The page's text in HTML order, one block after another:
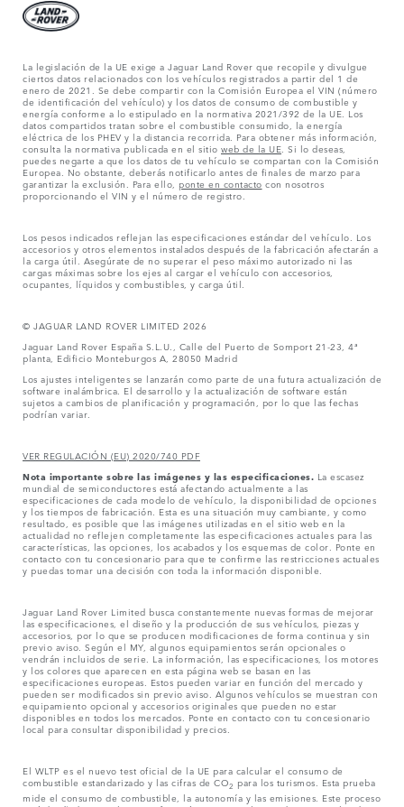
La legislación de la UE exige a Jaguar Land Rover que recopile y divulgue
ciertos datos relacionados con los vehículos registrados a partir del 1 de
enero de 2021. Se debe compartir con la Comisión Europea el VIN (número
de identificación del vehículo) y los datos de consumo de combustible y
energía conforme a lo estipulado en la normativa 2021/392 de la UE. Los
datos compartidos tratan sobre el combustible consumido, la energía
eléctrica de los PHEV y la distancia recorrida. Para obtener más información,
consulta la normativa publicada en el sitio web de la UE . Si lo deseas,
puedes negarte a que los datos de tu vehículo se compartan con la Comisión
Europea. No obstante, deberás notificarlo antes de finales de marzo para
garantizar la exclusión. Para ello, ponte en contacto con nosotros
proporcionando el VIN y el número de registro.
Los pesos indicados reflejan las especificaciones estándar del vehículo. Los
accesorios y otros elementos instalados después de la fabricación afectarán a
la carga útil. Asegúrate de no superar el peso máximo autorizado ni las
cargas máximas sobre los ejes al cargar el vehículo con accesorios,
ocupantes, líquidos y combustibles, y carga útil.
© JAGUAR LAND ROVER LIMITED 2026
Jaguar Land Rover España S.L.U., Calle del Puerto de Somport 21-23, 4ª
planta, Edificio Monteburgos A, 28050 Madrid
Los ajustes inteligentes se lanzarán como parte de una futura actualización de
software inalámbrica. El desarrollo y la actualización de software están
sujetos a cambios de planificación y programación, por lo que las fechas
podrían variar.
VER REGULACIÓN (EU) 2020/740 PDF
Nota importante sobre las imágenes y las especificaciones. La escasez
mundial de semiconductores está afectando actualmente a las
especificaciones de cada modelo de vehículo, la disponibilidad de opciones
y los tiempos de fabricación. Esta es una situación muy cambiante, y como
resultado, es posible que las imágenes utilizadas en el sitio web en la
actualidad no reflejen completamente las especificaciones actuales para las
características, las opciones, los acabados y los esquemas de color. Ponte en
contacto con tu concesionario para que te confirme las restricciones actuales
y puedas tomar una decisión con toda la información disponible.
Jaguar Land Rover Limited busca constantemente nuevas formas de mejorar
las especificaciones, el diseño y la producción de sus vehículos, piezas y
accesorios, por lo que se producen modificaciones de forma continua y sin
previo aviso. Según el MY, algunos equipamientos serán opcionales o
vendrán incluidos de serie. La información, las especificaciones, los motores
y los colores que aparecen en esta página web se basan en las
especificaciones europeas. Estos pueden variar en función del mercado y
pueden ser modificados sin previo aviso. Algunos vehículos se muestran con
equipamiento opcional y accesorios originales que pueden no estar
disponibles en todos los mercados. Ponte en contacto con tu concesionario
local para consultar disponibilidad y precios.
El WLTP es el nuevo test oficial de la UE para calcular el consumo de
combustible estandarizado y las cifras de CO2 para los turismos. Esta prueba
mide el consumo de combustible, la autonomía y las emisiones. Este proceso